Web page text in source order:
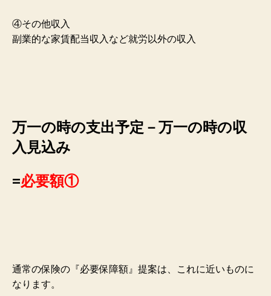
④その他収入
副業的な家賃配当収入など就労以外の収入
万一の時の支出予定－万一の時の収
入見込み
=必要額①
通常の保険の『必要保障額』提案は、これに近いものに
なります。